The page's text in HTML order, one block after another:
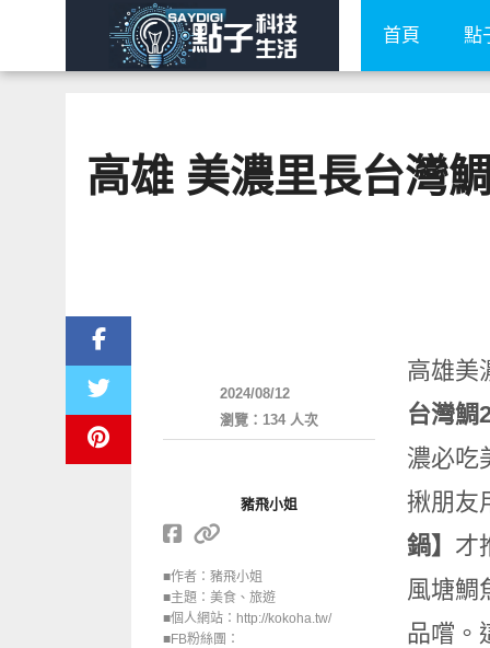
首頁 點
高雄 美濃里長台灣
高雄美
台灣鯛
濃必吃
揪朋友
鍋】 才
風塘鯛
品嚐。
2024/08/12
瀏覽：134 人次
豬飛小姐
■作者：豬飛小姐
■主題：美食、旅遊
■個人網站：http://kokoha.tw/
■FB粉絲團：